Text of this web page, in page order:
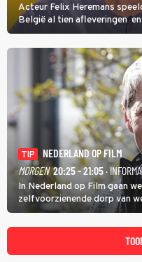
Acteur Felix Heremans
België al tien afleveringen
deze seizoensfinale. En er is
Soundos El Ahmadi neemt
TIP
NEDERLAND OP FILM
MORGEN 20:25 - 21:05·
In Nederland op Film gaan
zelfvoorzienende dorp van
Daniëls de kijkers
unieke amateurbeelden uit